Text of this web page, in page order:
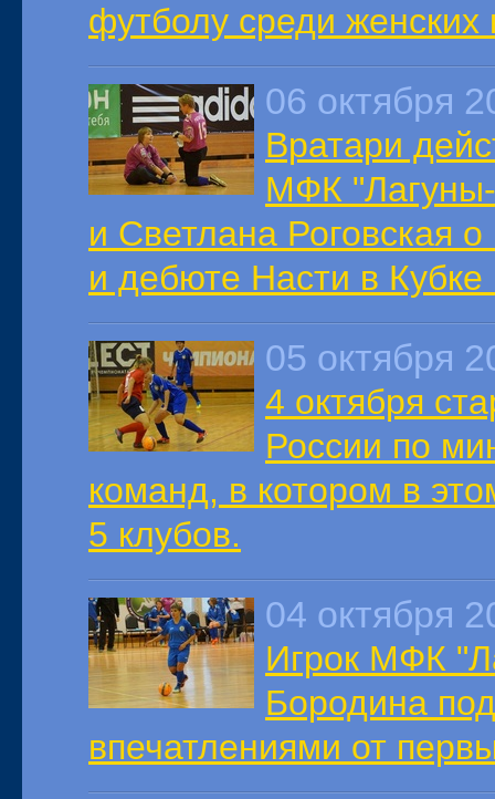
футболу среди
06 октября
Вратари
МФК
и Светлана Роговская
и дебюте Насти в Кубке
05 октября
4 октября
России по
команд, в котором в
5 клубов.
04 октября
Игрок МФК
Бородина
впечатлениями от